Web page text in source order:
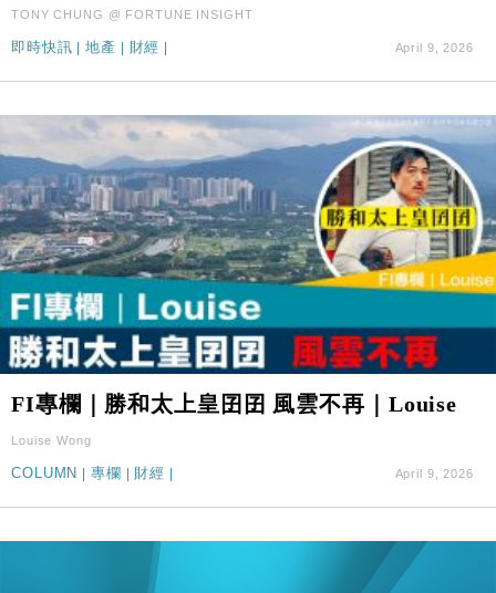
司
TONY CHUNG @ FORTUNE INSIGHT
即時快訊 |地產 | 財經 | April 9, 2026
FI專欄｜勝和太上皇囝囝 風雲不再｜Louise
Louise Wong
COLUMN 專欄 財經 April 9, 2026